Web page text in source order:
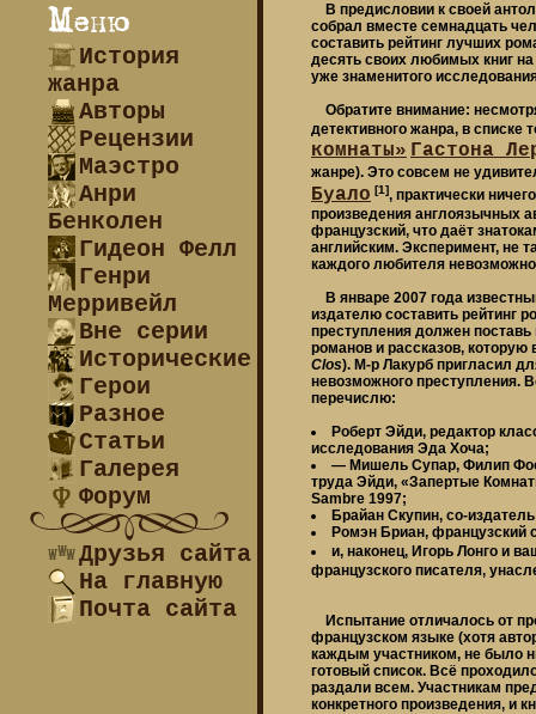
История
жанра
Авторы
Рецензии
Маэстро
Анри
Бенколен
Гидеон Фелл
Генри
Мерривейл
Вне серии
Исторические
Герои
Разное
Статьи
Галерея
Форум
Друзья сайта
На главную
Почта сайта
В предисловии к своей
собрал вместе семнадцать
составить рейтинг лучших
десять своих любимых книг
уже знаменитого
Обратите внимание:
детективного жанра, в списке
комнаты» Гастона
жанре). Это совсем не
Буало [1], практически
произведения англоязычных
французский, что даёт
английским. Эксперимент, не
каждого любителя
В январе 2007 года
издателю составить рейтинг
преступления должен
романов и рассказов, которую
Clos). М-р Лакурб пригласил
невозможного преступления.
перечислю:
Роберт Эйди, редактор
исследования Эда Хоча;
— Мишель Супар, Филип
труда Эйди, «Запертые
Sambre 1997;
Брайан Скупин, со-
Ромэн Бриан, французский
и, наконец, Игорь Лонго и
французского писателя,
Испытание отличалось от
французском языке (хотя
каждым участником, не было
готовый список. Всё
раздали всем. Участникам
конкретного произведения, и